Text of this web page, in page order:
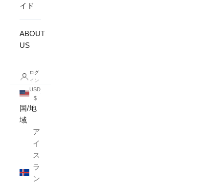
イド
ABOUT
US
ログ
イン
USD
$
国/地
域
ア
イ
ス
ラ
ン